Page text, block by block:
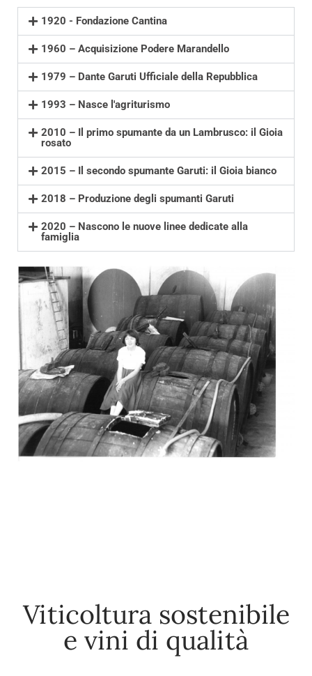
1920 - Fondazione Cantina
1960 – Acquisizione Podere Marandello
1979 – Dante Garuti Ufficiale della Repubblica
1993 – Nasce l'agriturismo
2010 – Il primo spumante da un Lambrusco: il Gioia
rosato
2015 – Il secondo spumante Garuti: il Gioia bianco
2018 – Produzione degli spumanti Garuti
2020 – Nascono le nuove linee dedicate alla
famiglia
Viticoltura sostenibile
e vini di qualità